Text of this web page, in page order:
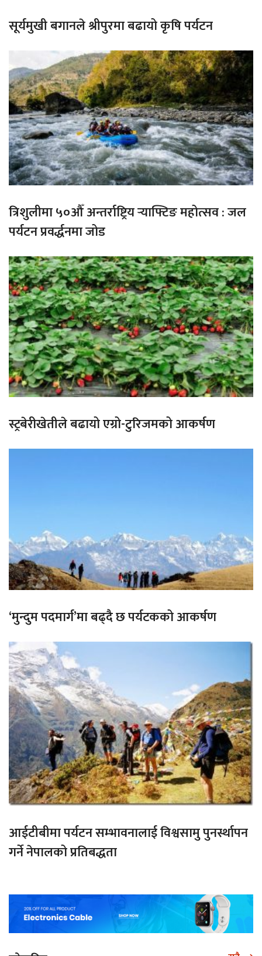
सूर्यमुखी बगानले श्रीपुरमा बढायो कृषि पर्यटन
त्रिशुलीमा ५०औँ अन्तर्राष्ट्रिय र्‍याफ्टिङ महोत्सव : जल
पर्यटन प्रवर्द्धनमा जोड
स्ट्रबेरीखेतीले बढायो एग्रो-टुरिजमको आकर्षण
‘मुन्दुम पदमार्ग’मा बढ्दै छ पर्यटकको आकर्षण
आईटीबीमा पर्यटन सम्भावनालाई विश्वसामु पुनर्स्थापन
गर्ने नेपालको प्रतिबद्धता